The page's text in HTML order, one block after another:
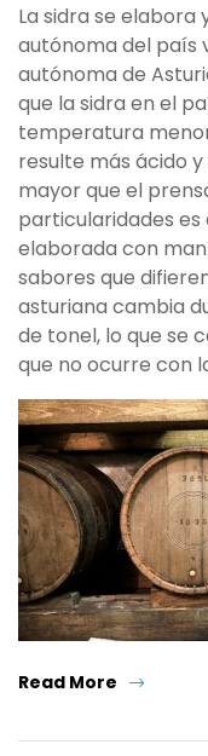
La sidra se
autónoma del país
autónoma de
que la sidra en el
temperatura
resulte más ácido
mayor que el
particularidades es
elaborada con
sabores que
asturiana cambia
de tonel, lo que se
que no ocurre con
Read More